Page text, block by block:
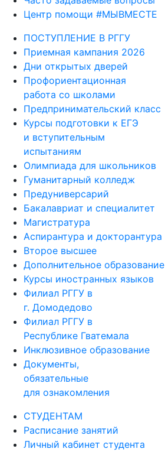
Центр помощи #МЫВМЕСТЕ
ПОСТУПЛЕНИЕ В РГГУ
Приемная кампания 2026
Дни открытых дверей
Профориентационная
работа со школами
Предпринимательский класс
Курсы подготовки к ЕГЭ
и вступительным
испытаниям
Олимпиада для школьников
Гуманитарный колледж
Предуниверсарий
Бакалавриат и специалитет
Магистратура
Аспирантура и докторантура
Второе высшее
Дополнительное образование
Курсы иностранных языков
Филиал РГГУ в
г. Домодедово
Филиал РГГУ в
Республике Гватемала
Инклюзивное образование
Документы,
обязательные
для ознакомления
СТУДЕНТАМ
Расписание занятий
Личный кабинет студента